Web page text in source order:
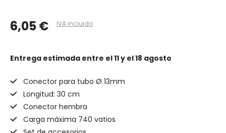
6,05 € IVA incluido
Entrega estimada entre el 11 y el 18 agosto
Conector para tubo Ø 13mm
Longitud: 30 cm
Conector hembra
Carga máxima 740 vatios